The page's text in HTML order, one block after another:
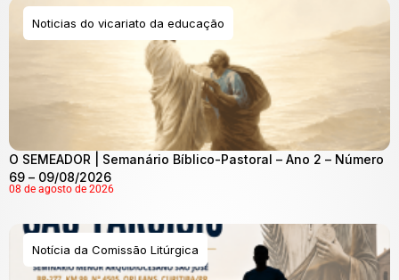
Noticias do vicariato da educação
O SEMEADOR | Semanário Bíblico-Pastoral – Ano 2 – Número
69 – 09/08/2026
08 de agosto de 2026
Notícia da Comissão Litúrgica